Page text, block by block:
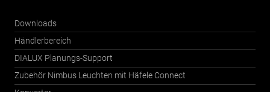
Downloads
Händlerbereich
DIALUX Planungs-Support
Zubehör Nimbus Leuchten mit Häfele Connect